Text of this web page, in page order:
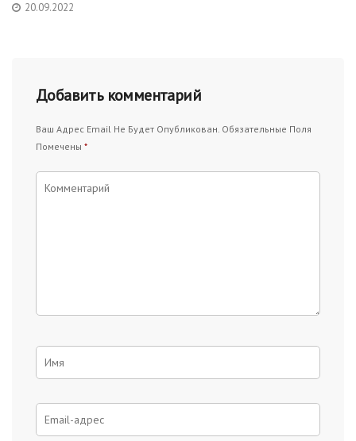
20.09.2022
Добавить комментарий
Ваш Адрес Email Не Будет Опубликован. Обязательные Поля
Помечены *